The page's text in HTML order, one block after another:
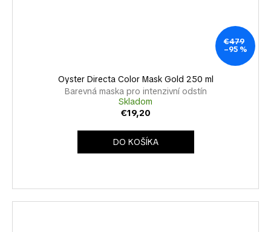
€479
–95 %
Oyster Directa Color Mask Gold 250 ml
Barevná maska pro intenzivní odstín
Skladom
€19,20
DO KOŠÍKA